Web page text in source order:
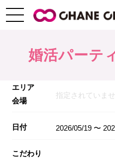
婚活パーテ
エリア
会場
指定されていませ
日付 2026/05/19 〜
こだわり